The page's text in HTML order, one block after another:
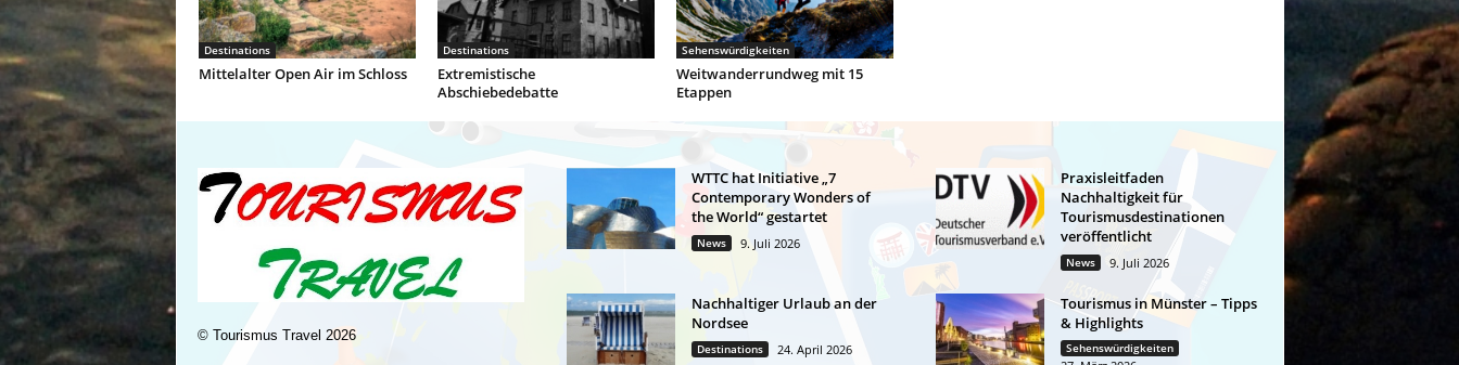
Destinations
Mittelalter Open Air im Schloss
Destinations
Extremistische
Abschiebedebatte
Sehenswürdigkeiten
Weitwanderrundweg mit 15
Etappen
© Tourismus Travel 2026
WTTC hat Initiative „7
Contemporary Wonders of
the World“ gestartet
News 9. Juli 2026
Praxisleitfaden
Nachhaltigkeit für
Tourismusdestinationen
veröffentlicht
News 9. Juli 2026
Nachhaltiger Urlaub an der
Nordsee
Destinations 24. April 2026
Tourismus in Münster – Tipps
& Highlights
Sehenswürdigkeiten